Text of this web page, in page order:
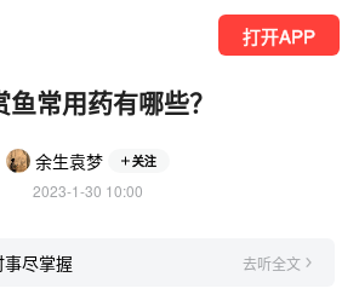
打开APP
鱼常用药有哪些？
余生袁梦 关注
2023-1-30 10:00
尽掌握 去听全文